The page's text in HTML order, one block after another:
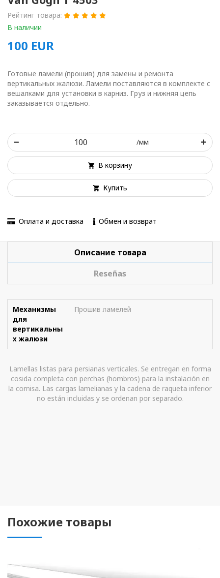
Рейтинг товара:
В наличии
100 EUR
Готовые ламели (прошив) для замены и ремонта
вертикальных жалюзи. Ламели поставляются в комплекте с
вешалками для установки в карниз. Груз и нижняя цепь
заказывается отдельно.
/мм
В корзину
Купить
Оплата и доставка Обмен и возврат
Описание товара
Reseñas
Механизмы
для
вертикальны
х жалюзи
Прошив ламелей
Lamellas listas para persianas verticales. Se entregan en forma
cosida completa con perchas (hombros) para la instalación en
la cornisa. Las cargas lamelianas y la cadena de raqueta inferior
no están incluidas y se ordenan por separado.
Похожие товары